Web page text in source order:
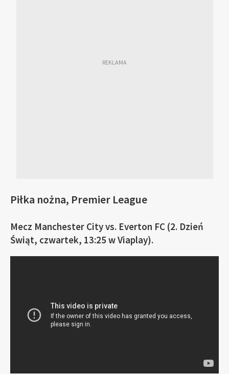
Piłka nożna, Premier League
Mecz Manchester City vs. Everton FC (2. Dzień
Świąt, czwartek, 13:25 w Viaplay).